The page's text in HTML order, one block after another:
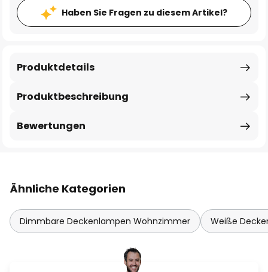
Haben Sie Fragen zu diesem Artikel?
Produktbeschreibung
Produktdetails
Bewertungen
Ähnliche Kategorien
Dimmbare Deckenlampen Wohnzimmer Weiße